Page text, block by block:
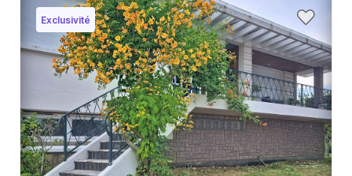
Exclusivité